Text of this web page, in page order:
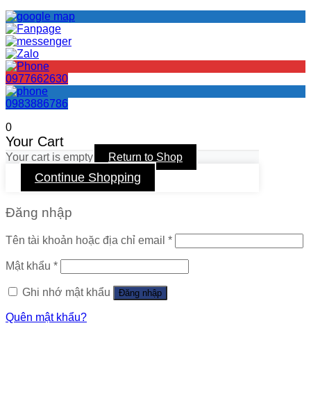
0977662630
0983886786
0
Your Cart
Your cart is empty Return to Shop
Continue Shopping
Đăng nhập
Tên tài khoản hoặc địa chỉ email *
Mật khẩu *
Ghi nhớ mật khẩu Đăng nhập
Quên mật khẩu?